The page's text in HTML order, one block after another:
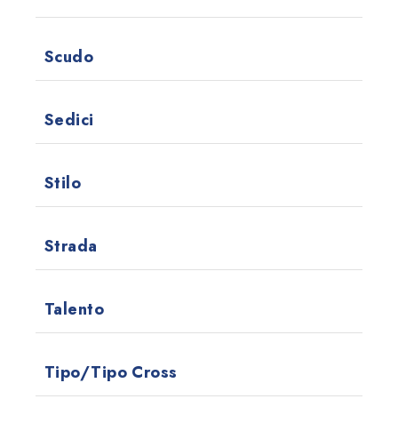
Scudo
Sedici
Stilo
Strada
Talento
Tipo/Tipo Cross